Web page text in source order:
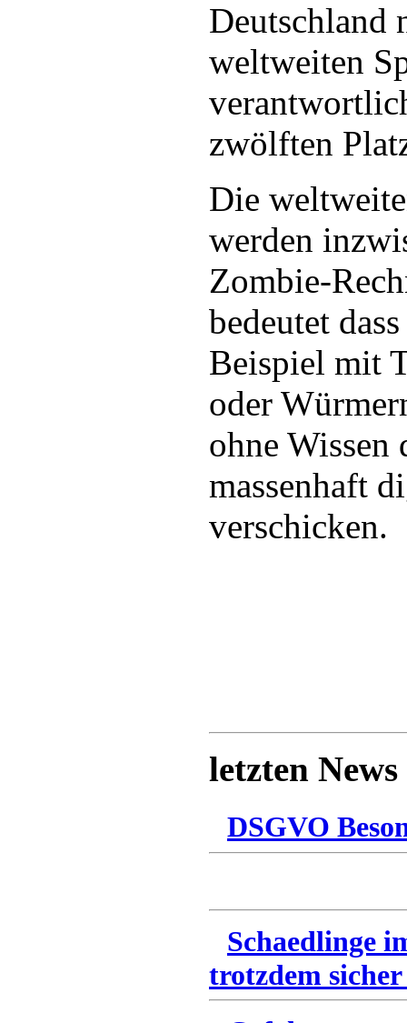
Deutschland
weltweiten
zwölften
Die
werden
Zombie-
bedeutet
Beispiel mit
oder
ohne Wissen
massenhaft
verschicken.
letzten News
DSGVO
Schaedlinge
trotzdem